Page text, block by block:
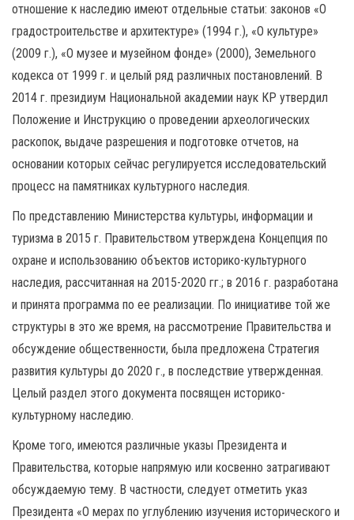
отношение к наследию имеют отдельные статьи: законов «О
градостроительстве и архитектуре» (1994 г.), «О культуре»
(2009 г.), «О музее и музейном фонде» (2000), Земельного
кодекса от 1999 г. и целый ряд различных постановлений. В
2014 г. президиум Национальной академии наук КР утвердил
Положение и Инструкцию о проведении археологических
раскопок, выдаче разрешения и подготовке отчетов, на
основании которых сейчас регулируется исследовательский
процесс на памятниках культурного наследия.
По представлению Министерства культуры, информации и
туризма в 2015 г. Правительством утверждена Концепция по
охране и использованию объектов историко-культурного
наследия, рассчитанная на 2015-2020 гг.; в 2016 г. разработана
и принята программа по ее реализации. По инициативе той же
структуры в это же время, на рассмотрение Правительства и
обсуждение общественности, была предложена Стратегия
развития культуры до 2020 г., в последствие утвержденная.
Целый раздел этого документа посвящен историко-
культурному наследию.
Кроме того, имеются различные указы Президента и
Правительства, которые напрямую или косвенно затрагивают
обсуждаемую тему. В частности, следует отметить указ
Президента «О мерах по углублению изучения исторического и